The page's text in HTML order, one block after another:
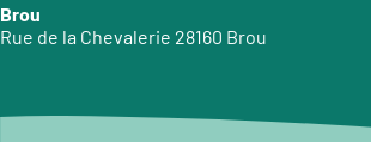
Brou
Rue de la Chevalerie 28160 Brou